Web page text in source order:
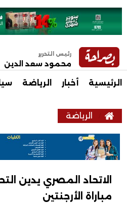
رئيس التحرير
محمود سعد الدين
الرئيسية أخبار الرياضة
الرياضة
الاتحاد المصري يدين
مباراة الأرجنتين